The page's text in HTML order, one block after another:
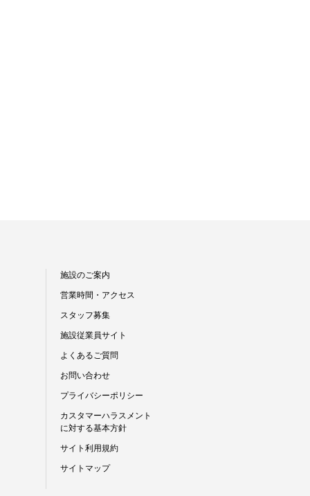
施設のご案内
営業時間・アクセス
スタッフ募集
施設従業員サイト
よくあるご質問
お問い合わせ
プライバシーポリシー
カスタマーハラスメント
に対する基本方針
サイト利用規約
サイトマップ